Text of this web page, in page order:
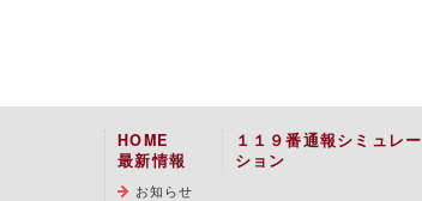
HOME
最新情報
お知らせ
１１９番通報シミュレー
ション